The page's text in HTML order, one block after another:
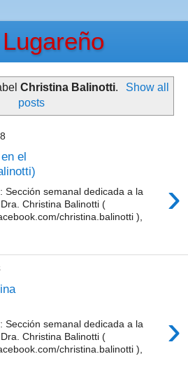
Christina Balinotti.
Show all
posts
el
›
Sección semanal dedicada a la
Christina Balinotti (
christina.balinotti ),
›
Sección semanal dedicada a la
Christina Balinotti (
christina.balinotti ),